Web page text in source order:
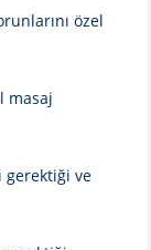
özel
masaj
gerektiği ve